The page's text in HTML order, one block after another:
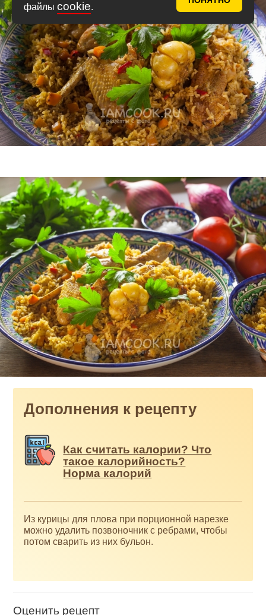
файлы cookie.
Дополнения к рецепту
Как считать калории? Что
такое калорийность?
Норма калорий
Из курицы для плова при порционной нарезке
можно удалить позвоночник с ребрами, чтобы
потом сварить из них бульон.
Оценить рецепт